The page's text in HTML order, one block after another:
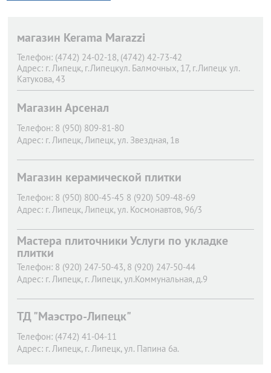
магазин Kerama Marazzi
Телефон: (4742) 24-02-18, (4742) 42-73-42
Адрес: г. Липецк, г.Липецкул. Балмочных, 17, г.Липецк ул.
Катукова, 43
Магазин Арсенал
Телефон: 8 (950) 809-81-80
Адрес: г. Липецк, Липецк, ул. Звездная, 1в
Магазин керамической плитки
Телефон: 8 (950) 800-45-45 8 (920) 509-48-69
Адрес: г. Липецк, Липецк, ул. Космонавтов, 96/3
Мастера плиточники Услуги по укладке
плитки
Телефон: 8 (920) 247-50-43, 8 (920) 247-50-44
Адрес: г. Липецк, г. Липецк, ул.Коммунальная, д.9
ТД "Маэстро-Липецк"
Телефон: (4742) 41-04-11
Адрес: г. Липецк, г. Липецк, ул. Папина 6а.